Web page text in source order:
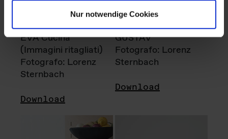
Nur notwendige Cookies
EVA Cucina
(Immagini ritagliati)
Fotografo: Lorenz
Sternbach
Download
GUSTAV
Fotografo: Lorenz
Sternbach
Download